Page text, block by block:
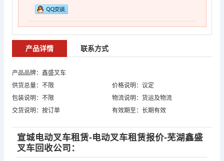
产品详情 联系方式
产品品牌：鑫盛叉车
供货总量：不限
价格说明：议定
包装说明：不限
物流说明：货运及物流
交货说明：按订单
有效期至：长期有效
宣城电动叉车租赁-电动叉车租赁报价-芜湖鑫盛
叉车回收公司：